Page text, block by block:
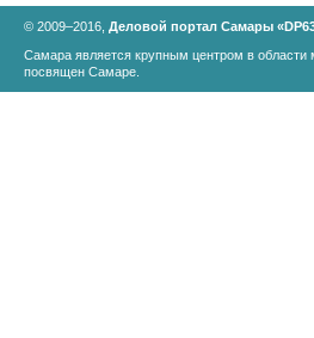
© 2009–2016, Деловой портал Самары
Самара является крупным центром в
посвящен Самаре.